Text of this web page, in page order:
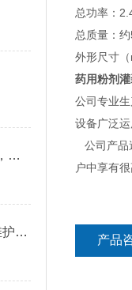
总功率：
总质量：
外形尺寸
药用粉剂
公司专业
设备广泛
公司产品
户中享有
产品
SG型粉剂灌装机对卫生要求高，保养是关键
通篇分享直线式粉剂分装机的维护与保养方法